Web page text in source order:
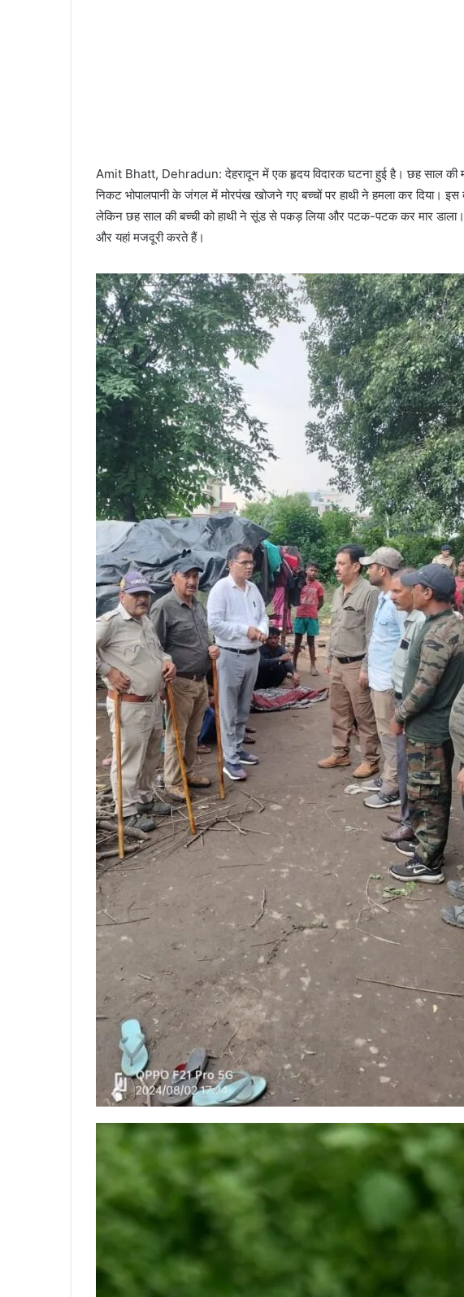
Amit Bhatt, Dehradun: देहरादून में एक हृदय विदारक घटना हुई है। छह साल की
निकट भोपालपानी के जंगल में मोरपंख खोजने गए बच्चों पर हाथी ने हमला कर दिया। इस
लेकिन छह साल की बच्ची को हाथी ने सूंड से पकड़ लिया और पटक-पटक कर मार डाला।
और यहां मजदूरी करते हैं।
संग की हत्या
आईटीबीपी
जवान
ने
नर्स
को
इतना
तंग
किया
कि
झूल
गई
फंदे
से,
मुकदमा
दर्ज
March 19, 2026
आईटीबीपी जवान ने नर्स को इतना तंग किया कि झूल गई
फंदे से, मुकदमा दर्ज
कल
दून
की
इन
सड़कों
पर
न
चलना
ही
बेहतर,
रोके
जाएंगे
वाहन
कल
वाहन